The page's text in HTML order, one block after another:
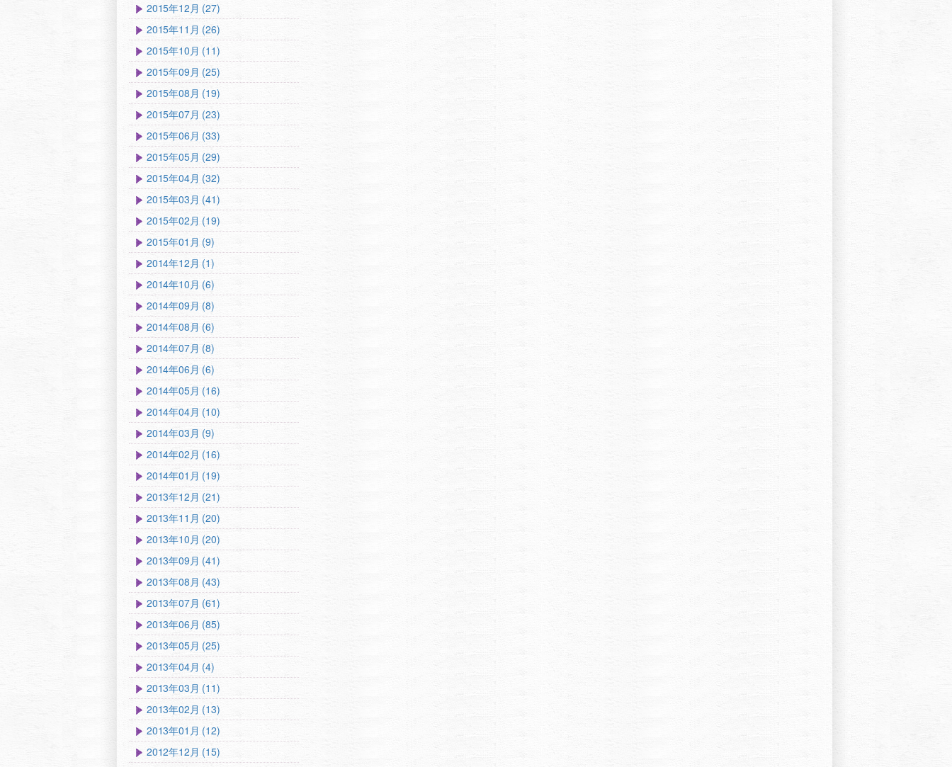
2015年12月 (27)
2015年11月 (26)
2015年10月 (11)
2015年09月 (25)
2015年08月 (19)
2015年07月 (23)
2015年06月 (33)
2015年05月 (29)
2015年04月 (32)
2015年03月 (41)
2015年02月 (19)
2015年01月 (9)
2014年12月 (1)
2014年10月 (6)
2014年09月 (8)
2014年08月 (6)
2014年07月 (8)
2014年06月 (6)
2014年05月 (16)
2014年04月 (10)
2014年03月 (9)
2014年02月 (16)
2014年01月 (19)
2013年12月 (21)
2013年11月 (20)
2013年10月 (20)
2013年09月 (41)
2013年08月 (43)
2013年07月 (61)
2013年06月 (85)
2013年05月 (25)
2013年04月 (4)
2013年03月 (11)
2013年02月 (13)
2013年01月 (12)
2012年12月 (15)